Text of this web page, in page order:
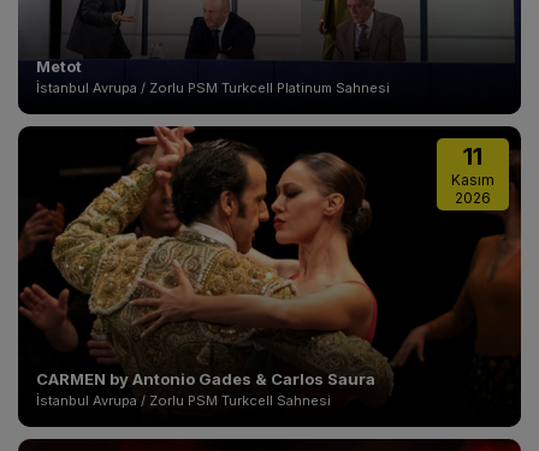
Metot
İstanbul Avrupa / Zorlu PSM Turkcell Platinum Sahnesi
CARMEN by Antonio Gades & Carlos Saura
İstanbul Avrupa / Zorlu PSM Turkcell Sahnesi
11
Kasım
2026